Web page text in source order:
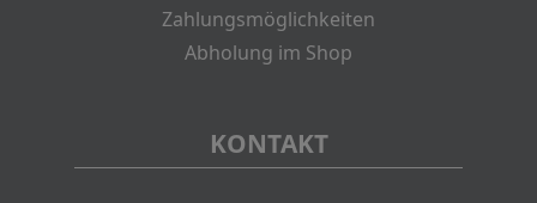
Zahlungsmöglichkeiten
Abholung im Shop
KONTAKT